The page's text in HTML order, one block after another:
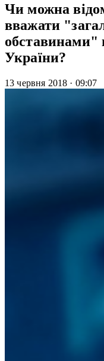
Чи можна
вважати
обставинами"
України?
13 червня 2018 · 09:07